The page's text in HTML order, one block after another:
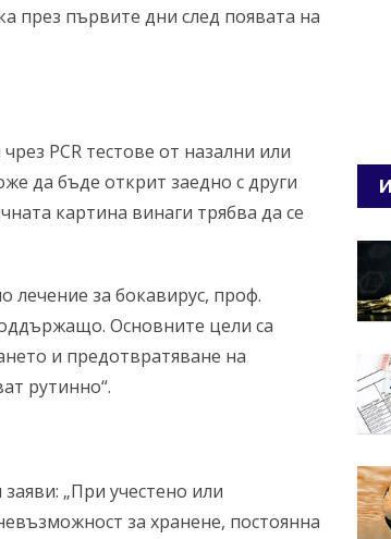
през първите дни след появата на
PCR тестове от назални или
да бъде открит заедно с други
картина винаги трябва да се
лечение за бокавирус, проф.
Основните цели са
и предотвратяване на
рутинно“.
„При учестено или
за хранене, постоянна